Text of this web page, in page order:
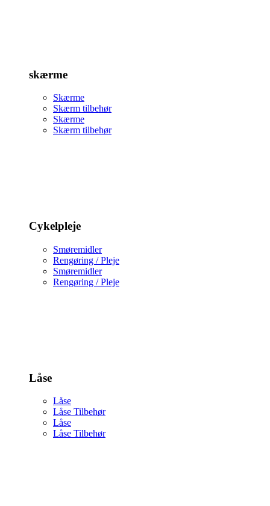
skærme
Skærme
Skærm tilbehør
Skærme
Skærm tilbehør
Cykelpleje
Smøremidler
Rengøring / Pleje
Smøremidler
Rengøring / Pleje
Låse
Låse
Låse Tilbehør
Låse
Låse Tilbehør